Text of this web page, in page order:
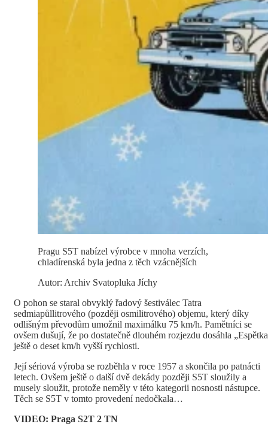
Pragu S5T nabízel výrobce v mnoha verzích,
chladírenská byla jedna z těch vzácnějších
Autor: Archiv Svatopluka Jíchy
O pohon se staral obvyklý řadový šestiválec Tatra
sedmiapůllitrového (později osmilitrového) objemu, který díky
odlišným převodům umožnil maximálku 75 km/h. Pamětníci se
ovšem dušují, že po dostatečně dlouhém rozjezdu dosáhla
ještě o deset km/h vyšší rychlosti.
Její sériová výroba se rozběhla v roce 1957 a skončila po patnácti
letech. Ovšem ještě o další dvě dekády později S5T sloužily a
musely sloužit, protože neměly v této kategorii nosnosti nástupce.
Těch se S5T v tomto provedení nedočkala…
VIDEO: Praga S2T 2 TN